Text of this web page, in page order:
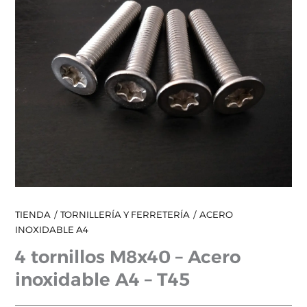
TIENDA TORNILLERÍA Y FERRETERÍA
ACERO
INOXIDABLE A4
4 tornillos M8x40 – Acero
inoxidable A4 – T45
cantidad